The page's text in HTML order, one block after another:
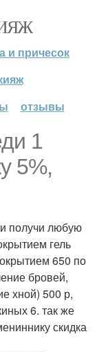
и причесок
отзывы
1
5%,
получи любую
гель
650 по
бровей,
хной) 500 р,
6. так же
скидка